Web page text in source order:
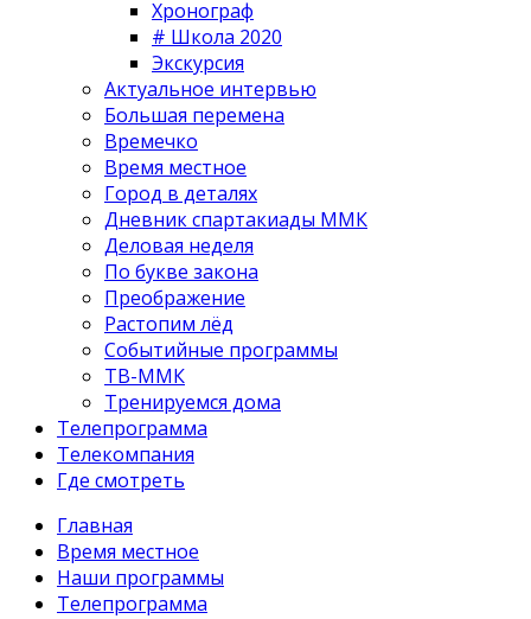
Хронограф
# Школа 2020
Экскурсия
Актуальное интервью
Большая перемена
Времечко
Время местное
Город в деталях
Дневник спартакиады ММК
Деловая неделя
По букве закона
Преображение
Растопим лёд
Событийные программы
ТВ-ММК
Тренируемся дома
Телепрограмма
Телекомпания
Где смотреть
Главная
Время местное
Наши программы
Телепрограмма